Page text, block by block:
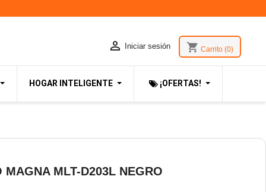
 Iniciar sesión shopping_cart Carrito (0)
HOGAR INTELIGENTE ¡OFERTAS!
MAGNA MLT-D203L NEGRO